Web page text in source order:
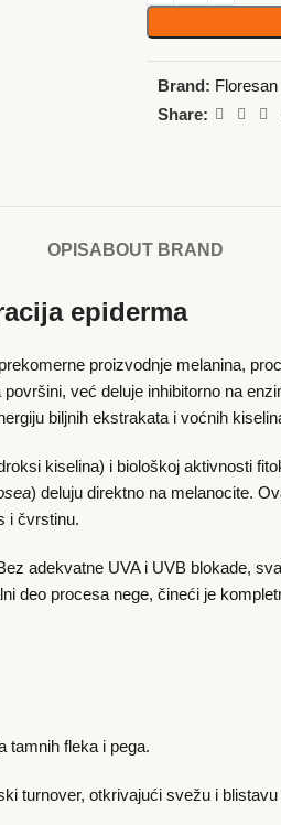
Brand: Floresan
Share:
OPISABOUT BRAND
epiderma
proizvodnje melanina,
već deluje inhibitorno na
biljnih ekstrakata i voćnih
kiselina) i biološkoj aktivnosti
) deluju direktno na melanocite.
i čvrstinu.
adekvatne UVA i UVB blokade,
deo procesa nege, čineći je
tamnih fleka i pega.
turnover, otkrivajući svežu i